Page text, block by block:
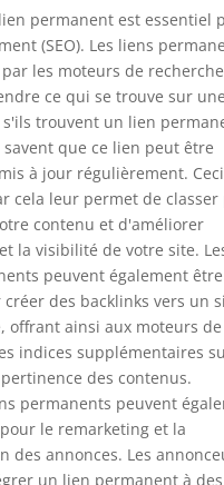
permanent est essentiel
(SEO). Les liens
les moteurs de recherche
ce qui se trouve sur une
s'ils trouvent un lien
que ce lien peut être
à jour régulièrement.
cela leur permet de classer
contenu et d'améliorer
la visibilité de votre site.
peuvent également être
des backlinks vers un
offrant ainsi aux moteurs de
indices supplémentaires
des contenus.
permanents peuvent
le remarketing et la
des annonces. Les
un lien permanent à des